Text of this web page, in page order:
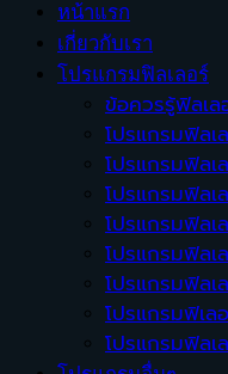
หน้าแรก
เกี่ยวกับเรา
โปรแกรมฟิลเลอร์
ข้อควรรู้ฟิลเล
โปรแกรมฟิลเ
โปรแกรมฟิลเ
โปรแกรมฟิลเ
โปรแกรมฟิลเ
โปรแกรมฟิลเ
โปรแกรมฟิลเ
โปรแกรมฟิเล
โปรแกรมฟิลเ